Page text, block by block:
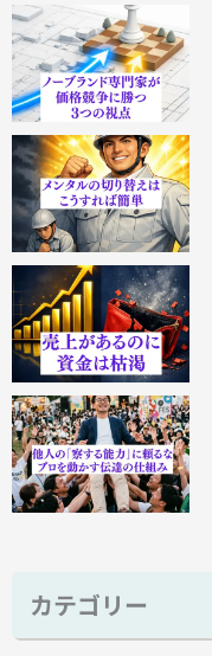
カテゴリー